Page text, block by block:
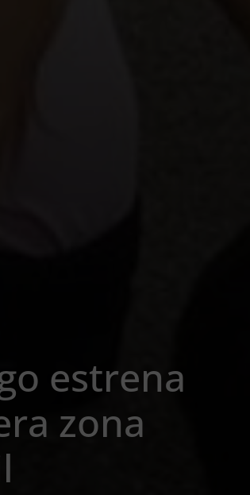
estrena
zona